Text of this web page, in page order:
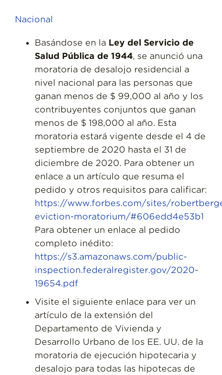
Nacional
Basándose en la Ley del Servicio de
Salud Pública de 1944, se anunció una
moratoria de desalojo residencial a
nivel nacional para las personas que
ganan menos de $ 99,000 al año y los
contribuyentes conjuntos que ganan
menos de $ 198,000 al año. Esta
moratoria estará vigente desde el 4 de
septiembre de 2020 hasta el 31 de
diciembre de 2020. Para obtener un
enlace a un artículo que resuma el
pedido y otros requisitos para calificar:
https://www.forbes.com/sites/
eviction-moratorium/#606edd4e53b1
Para obtener un enlace al pedido
completo inédito:
https://s3.amazonaws.com/public-
inspection.federalregister.gov/2020-
19654.pdf
Visite el siguiente enlace para ver un
artículo de la extensión del
Departamento de Vivienda y
Desarrollo Urbano de los EE. UU. de la
moratoria de ejecución hipotecaria y
desalojo para todas las hipotecas de